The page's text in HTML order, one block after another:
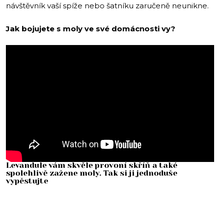
návštěvník vaší spíže nebo šatníku zaručeně neunikne.
Jak bojujete s moly ve své domácnosti vy?
Levandule vám skvěle provoní skříň a také
spolehlivě zažene moly. Tak si ji jednoduše
vypěstujte